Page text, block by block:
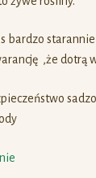
bardzo
,że dotrą